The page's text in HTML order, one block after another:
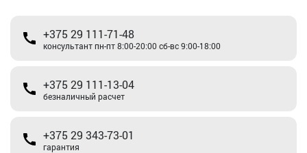
+375 29 111-71-48
консультант пн-пт 8:00-20:00 сб-вс 9:00-18:00
+375 29 111-13-04
безналичный расчет
+375 29 343-73-01
гарантия